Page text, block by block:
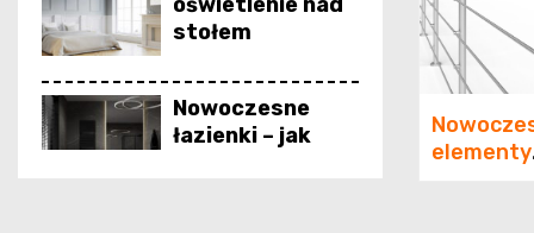
stołem
Nowoczesne
łazienki – jak
elementy